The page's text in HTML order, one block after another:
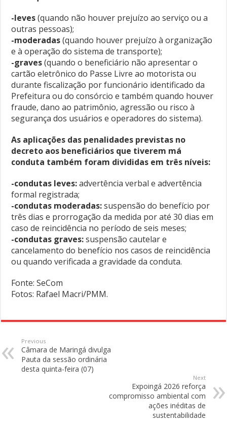
-leves(quando não houver prejuízo ao serviço ou a
outras pessoas);
-moderadas(quando houver prejuízo à organização
e à operação do sistema de transporte);
-graves(quando o beneficiário não apresentar o
cartão eletrônico do Passe Livre ao motorista ou
durante fiscalização por funcionário identificado da
Prefeitura ou do consórcio e também quando houver
fraude, dano ao patrimônio, agressão ou risco à
segurança dos usuários e operadores do sistema).
As aplicações das penalidades previstas no
decreto aos beneficiários que tiverem má
conduta também foram divididas em três níveis:
-condutas leves:advertência verbal e advertência
formal registrada;
-condutas moderadas:suspensão do benefício por
três dias e prorrogação da medida por até 30 dias em
caso de reincidência no período de seis meses;
-condutas graves:suspensão cautelar e
cancelamento do benefício nos casos de reincidência
ou quando verificada a gravidade da conduta.
Fonte: SeCom
Fotos: Rafael Macri/PMM.
Previous
Câmara de Maringá divulga
Pauta da sessão ordinária
desta quinta-feira (07)
Next
Expoingá 2026 reforça
compromisso ambiental com
ações inéditas de
sustentabilidade